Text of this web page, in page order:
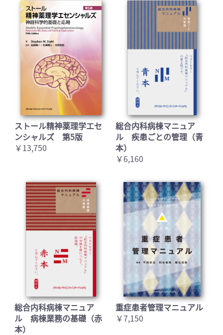
お買い物を続ける カートへ進む
ストール精神薬理学エセ
ンシャルズ 第5版
￥13,750
総合内科病棟マニュア
ル 疾患ごとの管理（青
本）
￥6,160
総合内科病棟マニュア
ル 病棟業務の基礎（赤
本）
重症患者管理マニュアル
￥7,150